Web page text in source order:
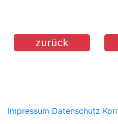
zurück
Impressum Datenschutz